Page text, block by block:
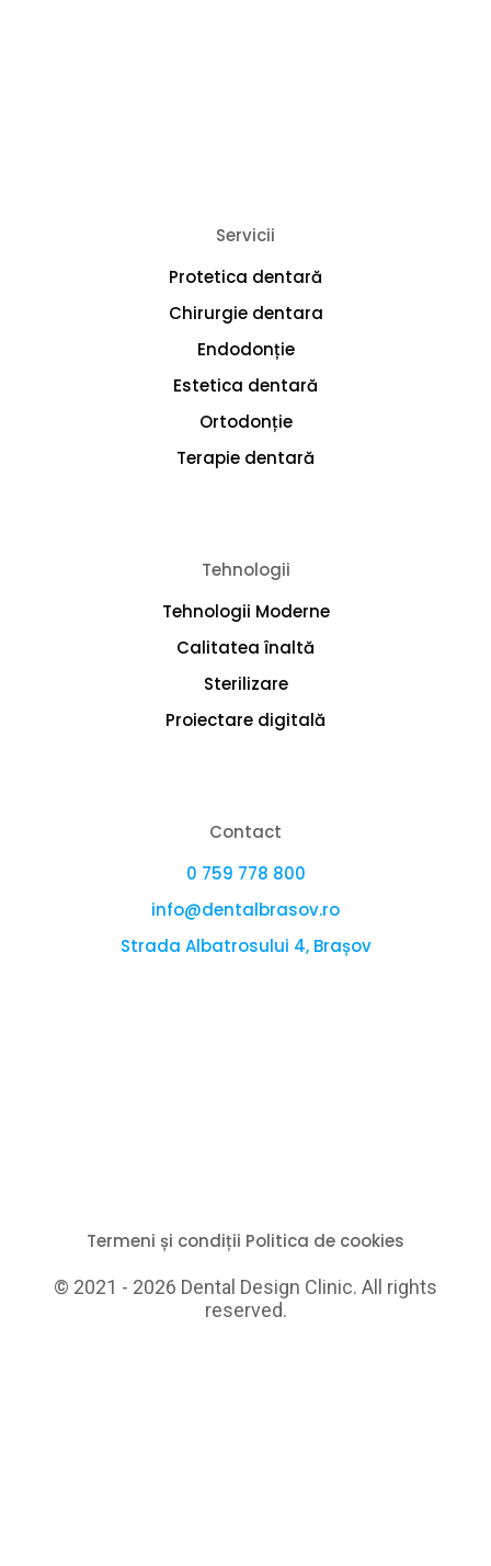
Servicii
Protetica dentară
Chirurgie dentara
Endodonție
Estetica dentară
Ortodonție
Terapie dentară
Tehnologii
Tehnologii Moderne
Calitatea înaltă
Sterilizare
Proiectare digitală
Contact
0 759 778 800
info@dentalbrasov.ro
Strada Albatrosului 4, Brașov
Termeni și condiții Politica de cookies
© 2021 - 2026 Dental Design Clinic. All rights
reserved.